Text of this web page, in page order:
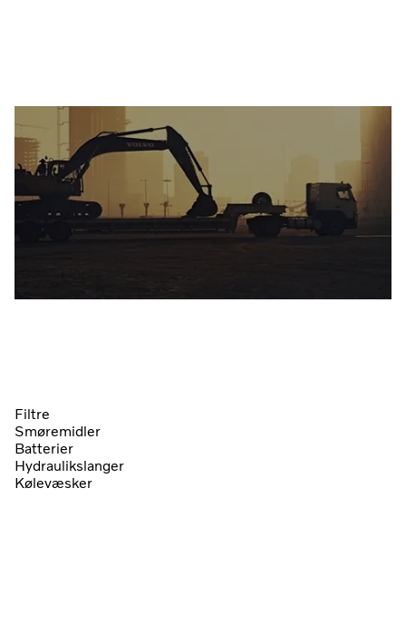
Filtre
Smøremidler
Batterier
Hydraulikslanger
Kølevæsker